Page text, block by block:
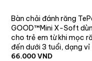
Bàn chải đánh răng
GOOD™Mini X-Soft
cho trẻ em từ khi mọc
đến dưới 3 tuổi, dạng vỉ
66.000VND